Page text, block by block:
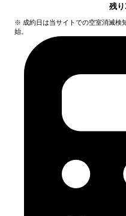
残り
※ 成約日は当サイトでの空室消滅検
始。